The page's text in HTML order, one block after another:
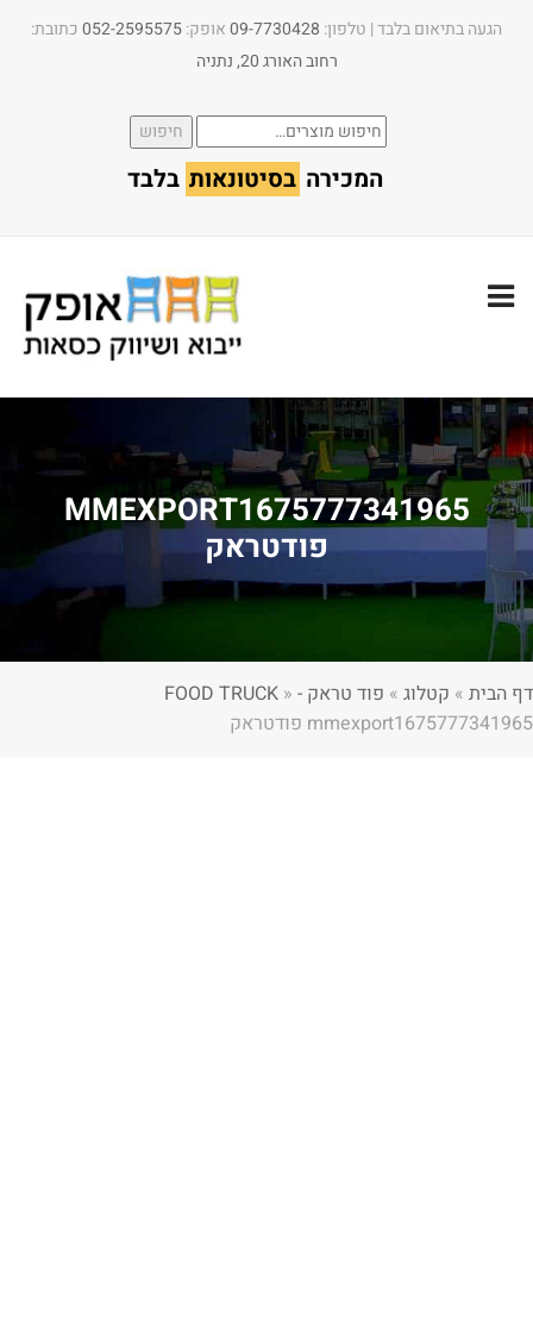
הגעה בתיאום בלבד | טלפון:​ 09-7730428אופק:052-2595575כתובת:
רחוב האורג 20, נתניה
חיפוש
עבור:
חיפוש
המכירה בסיטונאות בלבד
MMEXPORT1675777341965
פודטראק
דף הבית » קטלוג » פוד טראק - FOOD TRUCK »
mmexport1675777341965 פודטראק